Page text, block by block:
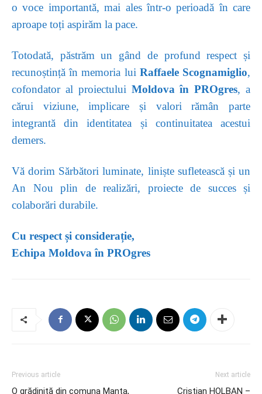
o voce importantă, mai ales într-o perioadă în care
aproape toți aspirăm la pace.
Totodată, păstrăm un gând de profund respect și
recunoștință în memoria lui Raffaele Scognamiglio,
cofondator al proiectului Moldova în PROgres, a
cărui viziune, implicare și valori rămân parte
integrantă din identitatea și continuitatea acestui
demers.
Vă dorim Sărbători luminate, liniște sufletească și un
An Nou plin de realizări, proiecte de succes și
colaborări durabile.
Cu respect și considerație,
Echipa Moldova în PROgres
Previous article
O grădiniță din comuna Manta,
Next article
Cristian HOLBAN –